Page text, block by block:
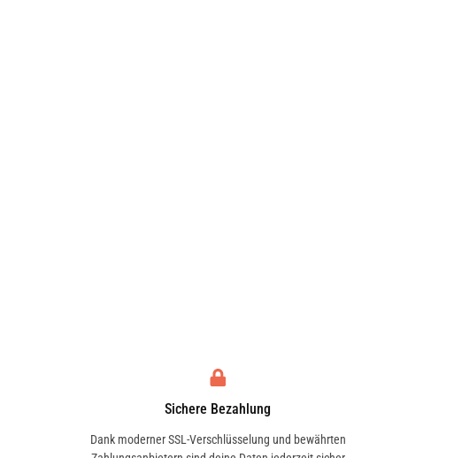
Sichere Bezahlung
Dank moderner SSL-Verschlüsselung und bewährten